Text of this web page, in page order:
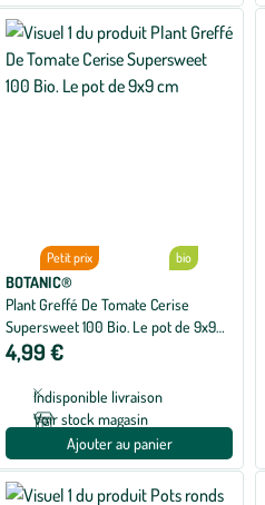
Petit prix bio
BOTANIC®
Plant Greffé De Tomate Cerise
Supersweet 100 Bio. Le pot de 9x9
cm
4,99 €
Indisponible livraison
Voir stock magasin
Ajouter au panier